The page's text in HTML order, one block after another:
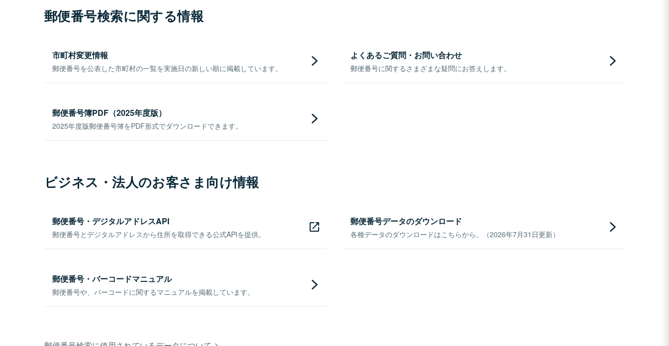
郵便番号検索に関する情報
市町村変更情報
郵便番号を公表した市町村の一覧を実施日の新しい順に掲載しています。
よくあるご質問・お問い合わせ
郵便番号に関するさまざまな疑問にお答えします。
郵便番号簿PDF（2025年度版）
2025年度版郵便番号簿をPDF形式でダウンロードできます。
ビジネス・法人のお客さま向け情報
郵便番号・デジタルアドレスAPI
郵便番号とデジタルアドレスから住所を取得できる公式APIを提供。
郵便番号データのダウンロード
各種データのダウンロードはこちらから。（2026年7月31日更新）
郵便番号・バーコードマニュアル
郵便番号や、バーコードに関するマニュアルを掲載しています。